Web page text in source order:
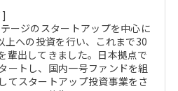
ージのスタートアップを中心に
上への投資を行い、これまで30
輩出してきました。日本拠点で
ートし、国内一号ファンドを組
てスタートアップ投資事業をさ